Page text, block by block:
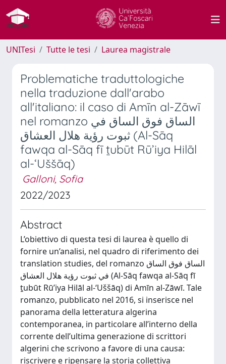
UNITesi Tutte le tesi Laurea magistrale
Problematiche traduttologiche
nella traduzione dall'arabo
all'italiano: il caso di Amīn al-Zāwī
nel romanzo الساق فوق الساق في
ثبوت رؤية هلال العشاق (Al-Sāq
fawqa al-Sāq fī ṯubūt Rū’iya Hilāl
al-‘Uššāq)
Galloni, Sofia
2022/2023
Abstract
L’obiettivo di questa tesi di laurea è quello di
fornire un’analisi, nel quadro di riferimento dei
translation studies, del romanzo الساق فوق الساق
في ثبوت رؤية هلال العشاق (Al-Sāq fawqa al-Sāq fī
ṯubūt Rū’iya Hilāl al-‘Uššāq) di Amīn al-Zāwī. Tale
romanzo, pubblicato nel 2016, si inserisce nel
panorama della letteratura algerina
contemporanea, in particolare all’interno della
corrente dell’ultima generazione di scrittori
algerini che scrivono a favore di una causa:
riscrivere e ripensare la storia collettiva